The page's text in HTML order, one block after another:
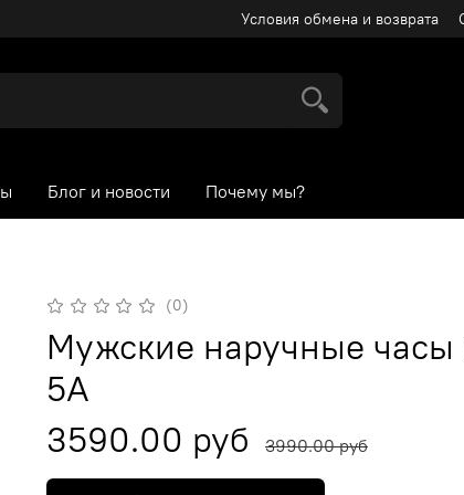
Условия обмена и возврата
Блог и новости Почему мы?
(0)
Мужские наручные
5A
3590.00 руб
3990.00 руб